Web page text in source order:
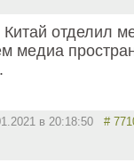
отделил
медиа
в 20:18:50 #